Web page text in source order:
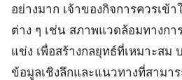
อย่างมาก เจ้าของกิจการควรเข้
ต่าง ๆ เช่น สภาพแวดล้อมทางก
แข่ง เพื่อสร้างกลยุทธ์ที่เหมาะสม
ข้อมูลเชิงลึกและแนวทางที่สามา